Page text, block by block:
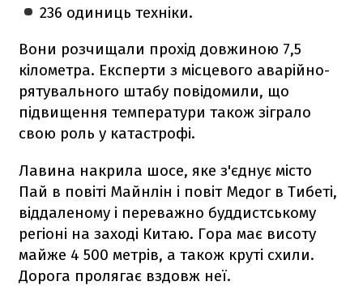
236 одиниць техніки.
Вони розчищали прохід довжиною 7,5
кілометра. Експерти з місцевого аварійно-
рятувального штабу повідомили, що
підвищення температури також зіграло
свою роль у катастрофі.
Лавина накрила шосе, яке з'єднує місто
Пай в повіті Майнлін і повіт Медог в Тибеті,
віддаленому і переважно буддистському
регіоні на заході Китаю. Гора має висоту
майже 4 500 метрів, а також круті схили.
Дорога пролягає вздовж неї.